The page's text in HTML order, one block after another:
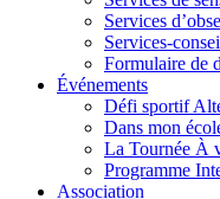
Services
Services-
Formulaire de
Événements
Défi sportif
Dans mon
La Tournée À
Programme
Association